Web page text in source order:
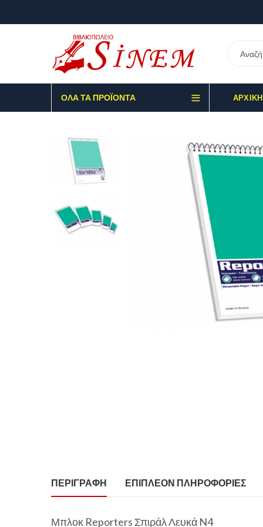
ΌΛΑ ΤΑ ΠΡΟΪΌΝΤΑ ΑΡΧΙΚΉ
ΠΕΡΙΓΡΑΦΉ ΕΠΙΠΛΈΟΝ ΠΛΗΡΟΦΟΡΊΕΣ
Μπλοκ Reporters Σπιράλ Λευκά N4